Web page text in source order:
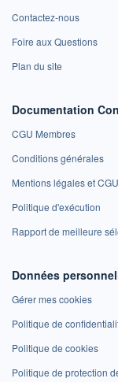
Contactez-nous
Foire aux Questions
Plan du site
Documentation
CGU Membres
Conditions générales
Mentions légales et CGU
Politique d'exécution
Rapport de meilleure
Données
Gérer mes cookies
Politique de
Politique de cookies
Politique de protection